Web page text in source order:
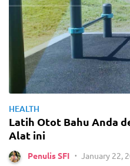
HEALTH
Latih Otot Bahu Anda
Alat ini
Penulis SFI • January 22,